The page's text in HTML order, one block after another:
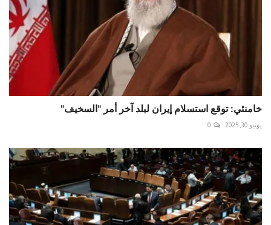
خامنئي: توقع استسلام إيران لبلد آخر أمر "السخيف"
يونيو 30, 2025 0